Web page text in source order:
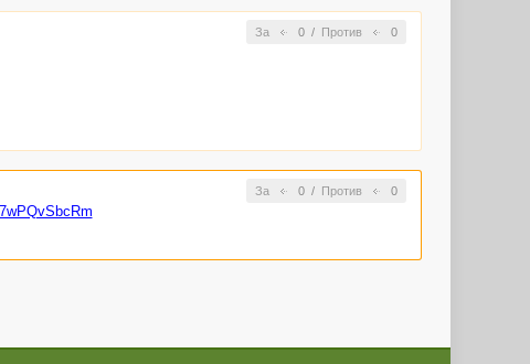
За 0/ Против 0
За 0/ Против 0